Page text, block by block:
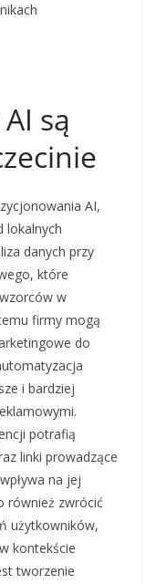
są
AI,
lokalnych
danych przy
które
w
firmy mogą
do
i bardziej
potrafią
linki prowadzące
na jej
również zwrócić
użytkowników,
kontekście
tworzenie